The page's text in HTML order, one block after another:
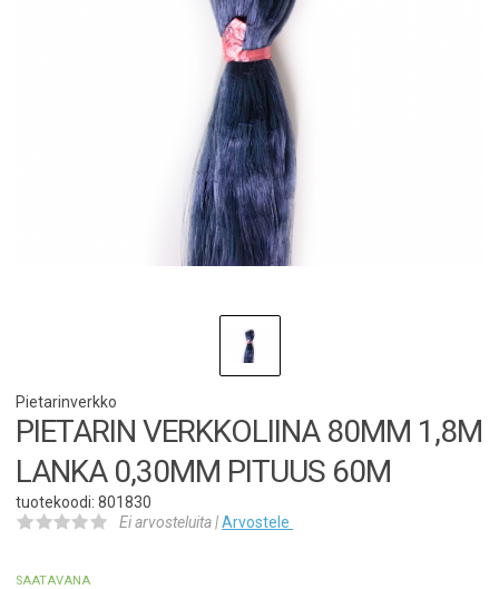
Pietarinverkko
PIETARIN VERKKOLIINA 80MM 1,8M
LANKA 0,30MM PITUUS 60M
tuotekoodi: 801830
Ei arvosteluita |Arvostele
SAATAVANA